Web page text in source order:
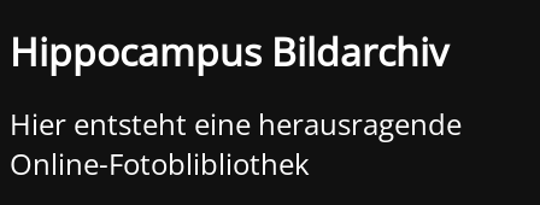
Hippocampus Bildarchiv
Hier entsteht eine herausragende
Online-Fotoblibliothek